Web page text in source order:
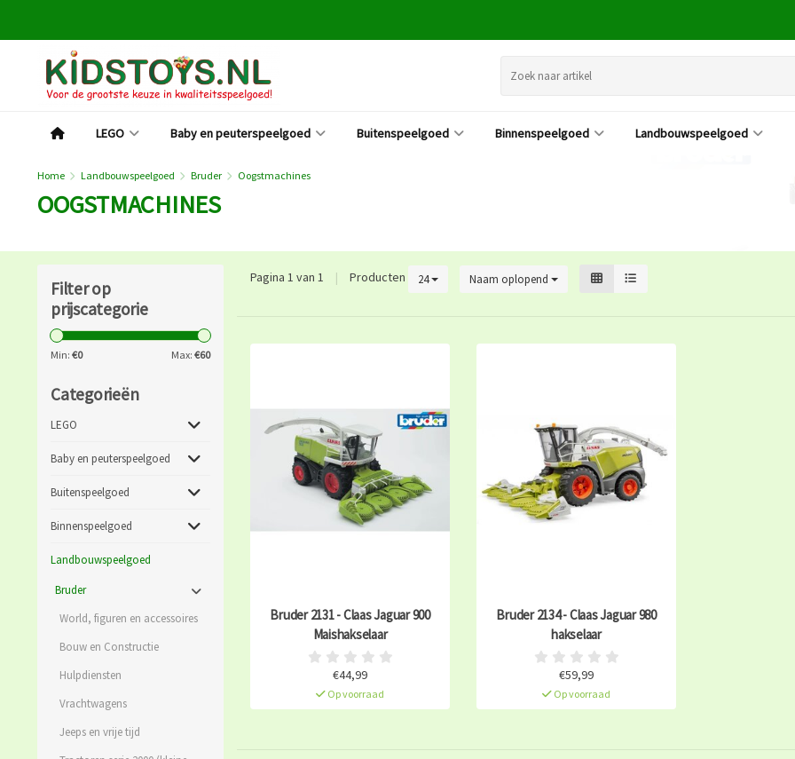
LEGO Baby en peuterspeelgoed Buitenspeelgoed Binnenspeelgoed Landbouwspeelgoed
Home Landbouwspeelgoed Bruder Oogstmachines
OOGSTMACHINES
Filter op
prijscategorie
Min: €0 Max: €60
Categorieën
LEGO
Baby en peuterspeelgoed
Buitenspeelgoed
Binnenspeelgoed
Landbouwspeelgoed
Bruder
World, figuren en accessoires
Bouw en Constructie
Hulpdiensten
Vrachtwagens
Jeeps en vrije tijd
Pagina 1 van 1 | Producten 24 Naam oplopend
Bruder 2131 - Claas Jaguar 900
Maishakselaar
€44,99
Op voorraad
Bruder 2134 - Claas Jaguar 980
hakselaar
€59,99
Op voorraad